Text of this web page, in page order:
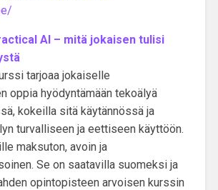
AI – mitä jokaisen tulisi
tarjoaa jokaiselle
oppia hyödyntämään tekoälyä
kokeilla sitä käytännössä ja
turvalliseen ja eettiseen käyttöön.
maksuton, avoin ja
Se on saatavilla suomeksi ja
opintopisteen arvoisen kurssin